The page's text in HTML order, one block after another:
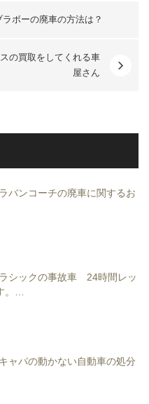
ボーの廃車の方法は？
の買取をしてくれる車
屋さん
バンコーチの廃車に関するお
シックの事故車 24時間レッ
。…
ャパの動かない自動車の処分